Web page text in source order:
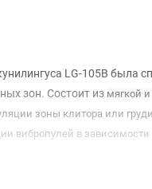
LG-105B была
зон. Состоит из мягкой и
зоны клитора или
вибропулей в зависимости